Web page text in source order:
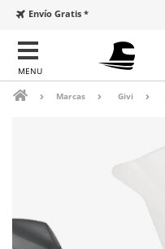
Envío Gratis *
Marcas Givi